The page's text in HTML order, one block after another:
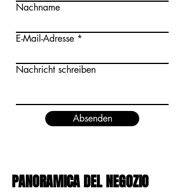
Nachname
E-Mail-Adresse
Nachricht schreiben
Absenden
PANORAMICA DEL NEGOZIO